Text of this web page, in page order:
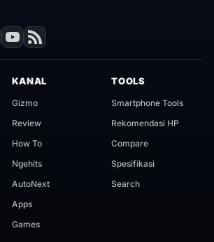
KANAL
Gizmo
Review
How To
Ngehits
AutoNext
Apps
Games
TOOLS
Smartphone Tools
Rekomendasi HP
Compare
Spesifikasi
Search